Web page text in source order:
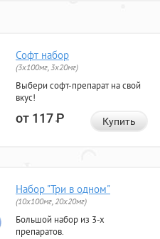
Софт набор
(3x100мг, 3x20мг)
Выбери софт-препарат на свой
вкус!
от 117Р Купить
Набор "Три в одном"
(10x100мг, 20x20мг)
Большой набор из 3-х
препаратов.